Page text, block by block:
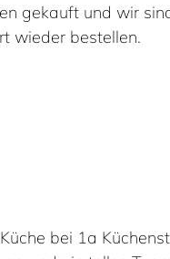
gekauft und wir
wieder bestellen.
bei 1a